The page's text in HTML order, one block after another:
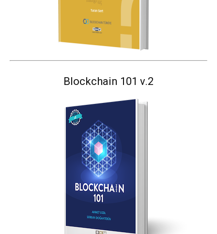
Blockchain 101 v.2